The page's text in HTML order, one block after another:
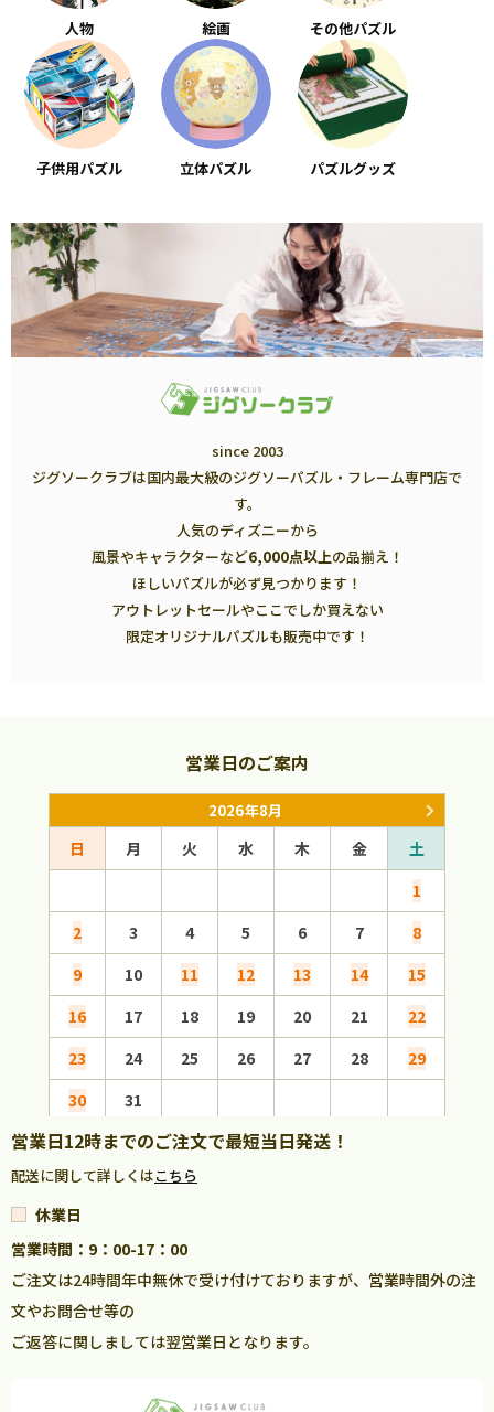
人物 絵画 その他パズル
子供用パズル 立体パズル パズルグッズ
since 2003
ジグソークラブは国内最大級のジグソーパズル・フレーム専門店で
す。
人気のディズニーから
風景やキャラクターなど6,000点以上の品揃え！
ほしいパズルが必ず見つかります！
アウトレットセールやここでしか買えない
限定オリジナルパズルも販売中です！
営業日のご案内
2026年8月
日 月 火 水 木 金
土
1
2
3 4 5 6 7
8
9
10 11 12 13 14
15
16
17 18 19 20 21
22
23
24 25 26 27 28
29
30
31
営業日12時までのご注文で最短当日発送！
配送に関して詳しくはこちら
休業日
営業時間：9：00-17：00
ご注文は24時間年中無休で受け付けておりますが、営業時間外の注
文やお問合せ等の
ご返答に関しましては翌営業日となります。